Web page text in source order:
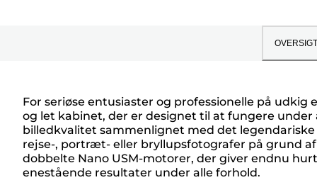
OVERSIGT
Oversigt
For seriøse entusiaster og professionelle på
og let kabinet, der er designet til at fungere
billedkvalitet sammenlignet med det legendariske
rejse-, portræt- eller bryllupsfotografer på grund
dobbelte Nano USM-motorer, der giver endnu
enestående resultater under alle forhold.